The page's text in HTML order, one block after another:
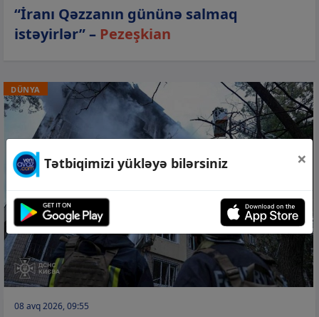
“İranı Qəzzanın gününə salmaq
istəyirlər” – Pezeşkian
DÜNYA
08 avq 2026, 09:55
Tətbiqimizi yükləyə bilərsiniz ×